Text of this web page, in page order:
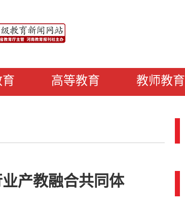
高等教育 教师教育
产教融合共同体